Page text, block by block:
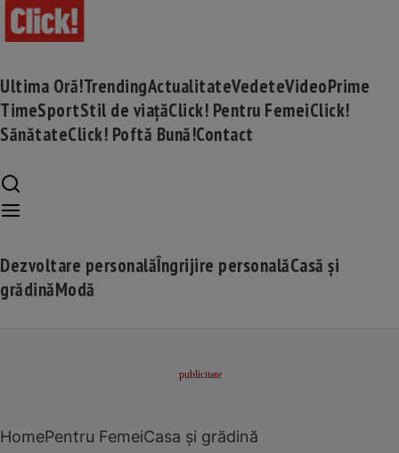
Ultima Oră!TrendingActualitateVedeteVideoPrime
TimeSportStil de viațăClick! Pentru FemeiClick!
SănătateClick! Poftă Bună!Contact
Dezvoltare personalăÎngrijire personalăCasă și
grădinăModă
HomePentru FemeiCasa și grădină